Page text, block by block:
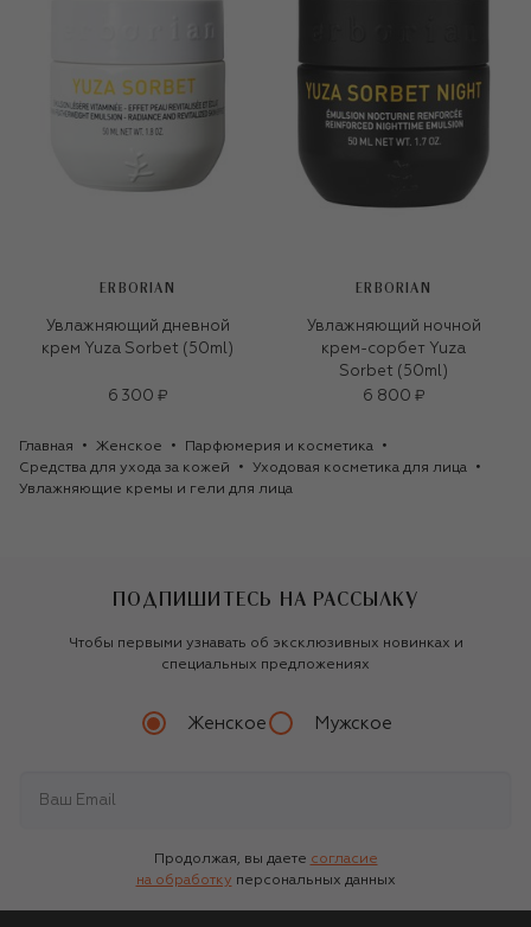
ERBORIAN
Увлажняющий дневной
крем Yuza Sorbet (50ml)
6 300 ₽
ERBORIAN
Увлажняющий ночной
крем-сорбет Yuza
Sorbet (50ml)
6 800 ₽
Главная Женское
Парфюмерия и косметика
Средства для ухода за кожей
Уходовая косметика для лица
Увлажняющие кремы и гели для лица
ПОДПИШИТЕСЬ НА РАССЫЛКУ
Чтобы первыми узнавать об эксклюзивных новинках и
специальных предложениях
Женское Мужское
Продолжая, вы даете согласие
на обработку персональных данных